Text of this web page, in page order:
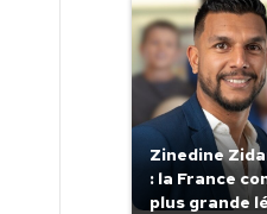
Zinedine
: la France
plus grande